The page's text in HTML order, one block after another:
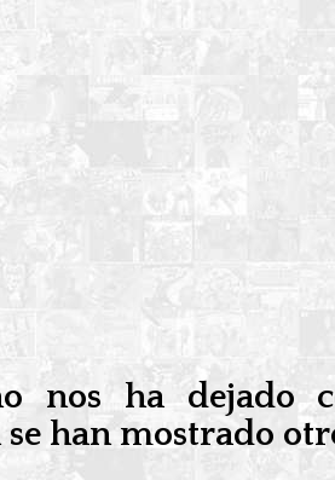
nos ha dejado
han mostrado